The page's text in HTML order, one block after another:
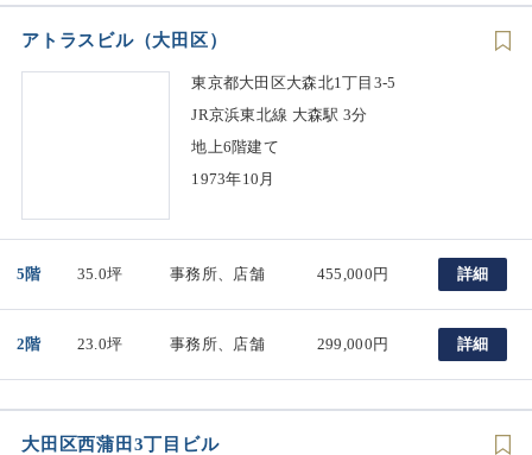
アトラスビル（大田区）
東京都大田区大森北1丁目3-5
JR京浜東北線 大森駅 3分
地上6階建て
1973年10月
5階 35.0坪 事務所、店舗 455,000円 詳細
2階 23.0坪 事務所、店舗 299,000円 詳細
大田区西蒲田3丁目ビル